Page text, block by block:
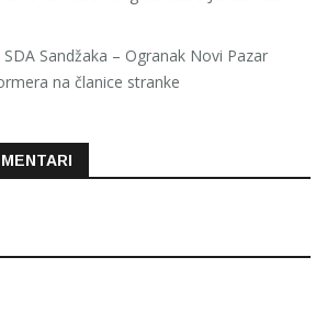
Sandžaka – Ogranak Novi Pazar
na članice stranke